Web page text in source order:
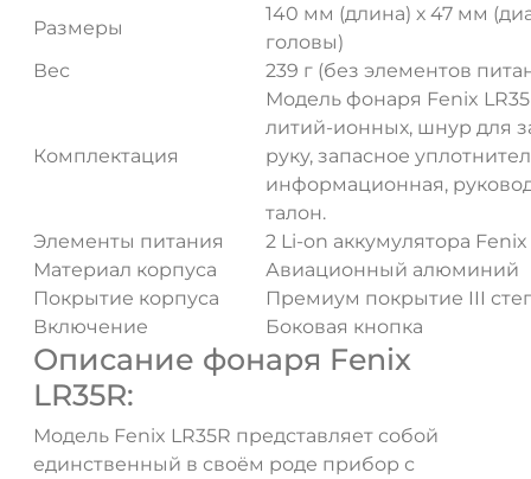
Размеры
140 мм (длина) х 47 мм
головы)
Вес
239 г (без элементов
Комплектация
Модель фонаря Fenix
литий-ионных, шнур для
руку, запасное
информационная,
талон.
Элементы питания
2 Li-on аккумулятора
Материал корпуса
Авиационный алюминий
Покрытие корпуса
Премиум покрытие III
Включение
Боковая кнопка
Описание фонаря Fenix
LR35R:
Модель Fenix LR35R представляет собой
единственный в своём роде прибор с